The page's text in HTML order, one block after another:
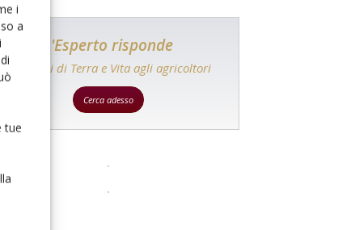
i
a
tue
L'Esperto risponde
I consigli di Terra e Vita agli agricoltori
Cerca adesso